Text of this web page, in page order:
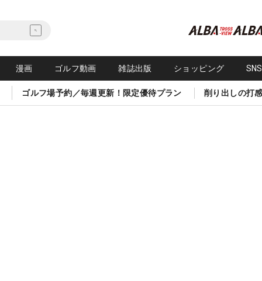
漫画 ゴルフ動画 雑誌出版 ショッピング
ゴルフ場予約／毎週更新！限定優待プラン 削り出しの打